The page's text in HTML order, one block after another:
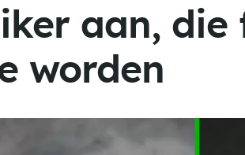
aan,
worden